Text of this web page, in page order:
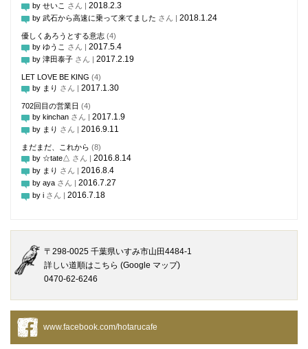
by せいこ さん | 2018.2.3
by 武石から高速に乗って来てました さん | 2018.1.24
優しくあろうとする意志 (4)
by ゆうこ さん | 2017.5.4
by 津田泰子 さん | 2017.2.19
LET LOVE BE KING (4)
by まり さん | 2017.1.30
702回目の営業日 (4)
by kinchan さん | 2017.1.9
by まり さん | 2016.9.11
まだまだ、これから (8)
by ☆tate△ さん | 2016.8.14
by まり さん | 2016.8.4
by aya さん | 2016.7.27
by i さん | 2016.7.18
〒298-0025 千葉県いすみ市山田4484-1
詳しい道順はこちら (Google マップ)
0470-62-6246
www.facebook.com/hotarucafe